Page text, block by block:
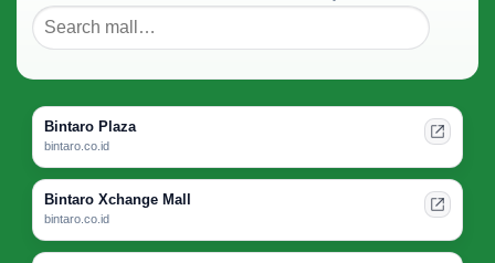
Bintaro Plaza
bintaro.co.id
Bintaro Xchange Mall
bintaro.co.id